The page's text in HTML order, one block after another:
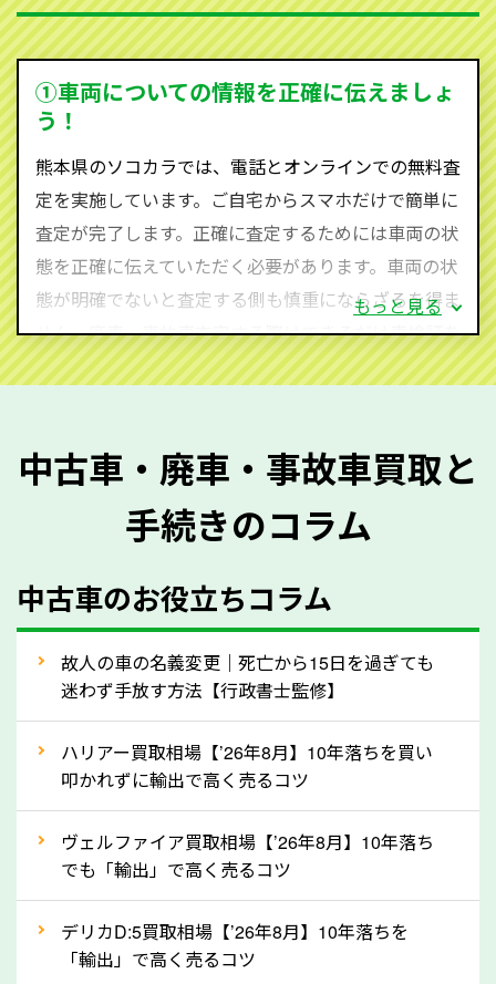
を持ち、国内に自社物流網、自社ヤードをもっている
ため、中間マージンがかかりません。だから高価買取
を実現し、お客様に利益を還元することができるので
す。
590-870）までお問い合わせ下さい。
査定・ご相談・見積もりはすべて無料で行います。安
心してお問い合わせください。
①車両についての情報を正確に伝えましょ
う！
熊本県のソコカラでは、電話とオンラインでの無料査
定を実施しています。ご自宅からスマホだけで簡単に
査定が完了します。正確に査定するためには車両の状
態を正確に伝えていただく必要があります。車両の状
態が明確でないと査定する側も慎重にならざるを得ま
せん。廃車・事故車査定する際はできるだけ車検証を
ご準備ください。車検証があることで車両状態や年式
質問させていただく内容は以下の通りとなります。
メーカー／車種
型式／グレード
走行距離（例：約〇万キロ）
車検の満了日
内装や外装の状態
定を行い高価買取価格をつけやすくなります。
ってきます！
自動車税の還付金は、先に年払いしていた自動車税が
月割りで返還されるものです。ですから、自動車税の
還付金は早めに売却するほど多く還付されます。不要
もっと見る
中古車・廃車・事故車買取と
手続きのコラム
中古車のお役立ちコラム
故人の車の名義変更｜死亡から15日を過ぎても
迷わず手放す方法【行政書士監修】
ハリアー買取相場【’26年8月】10年落ちを買い
叩かれずに輸出で高く売るコツ
ヴェルファイア買取相場【’26年8月】10年落ち
でも「輸出」で高く売るコツ
デリカD:5買取相場【’26年8月】10年落ちを
「輸出」で高く売るコツ